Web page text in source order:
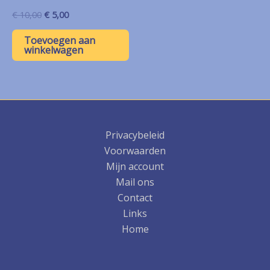
€10,00 Oorspronkelijke
was:
€ 10,00.
€ 5,00Huidige
is:
€ 5,00.
Toevoegen aan
winkelwagen
Privacybeleid
Voorwaarden
Mijn account
Mail ons
Contact
Links
Home